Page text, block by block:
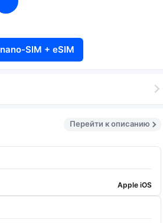
nano-SIM + eSIM
Перейти к описанию
Apple iOS